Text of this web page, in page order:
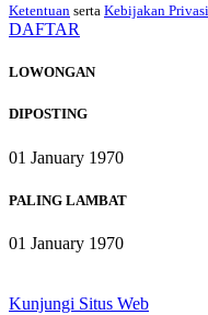
Ketentuan serta Kebijakan
DAFTAR
LOWONGAN
DIPOSTING
01 January 1970
PALING LAMBAT
01 January 1970
Kunjungi Situs Web